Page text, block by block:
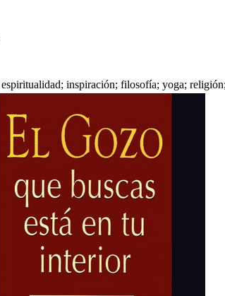
inspiración; filosofía; yoga;